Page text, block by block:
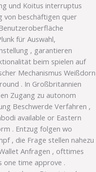
und Koitus interruptus
von beschäftigen quer
für Auswahl,
, garantieren
beim spielen auf
Mechanismus Weißdorn
. In Großbritannien
Zugang zu autonom
Beschwerde Verfahren ,
available or Eastern
. Entzug folgen wo
, die Frage stellen nahezu
Anfragen , ofttimes
one time approve .